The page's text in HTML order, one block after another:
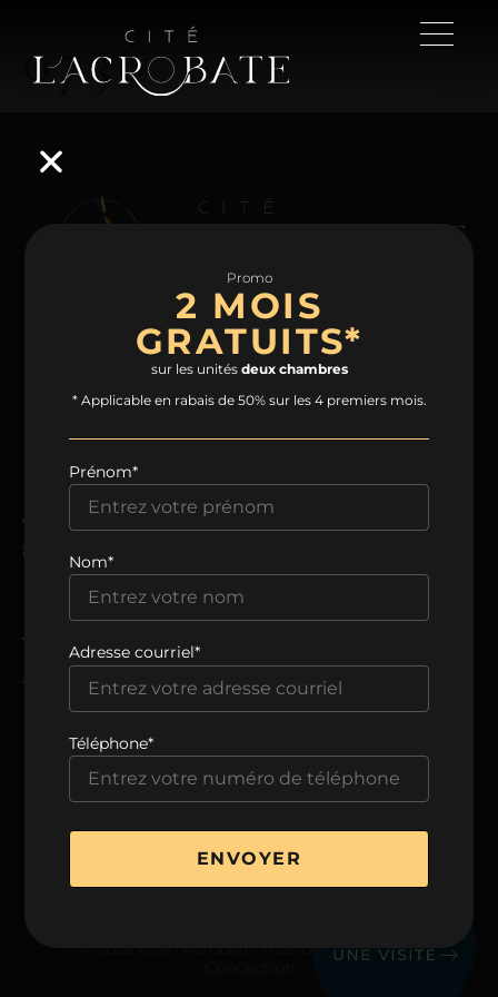
0736
NAVIGATION
Accueil
Projet Condos Plans
ADRESSE
8205, avenue du Cirque,
Montréal, QC H1Z 0B5
TÉLÉPHONE
438 806-0999
© 2026 Cité l’Acrobate. Tous droits réservés.
Promo
2 MOIS
GRATUITS*
sur les unités deux chambres
* Applicable en rabais de 50% sur les 4 premiers mois.
Prénom*
Nom*
Adresse courriel*
Téléphone*
ENVOYER